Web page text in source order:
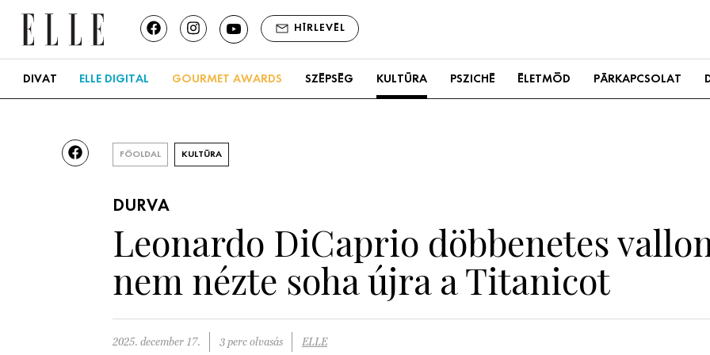
HÍRLEVÉL
DIVAT ELLE DIGITAL GOURMET AWARDS SZÉPSÉG KULTÚRA PSZICHÉ ÉLETMÓD PÁRKAPCSOLAT
FŐOLDAL KULTÚRA
DURVA
Leonardo DiCaprio döbbenetes
nem nézte soha újra a Titanicot
2025. december 17. 3 perc olvasás ELLE